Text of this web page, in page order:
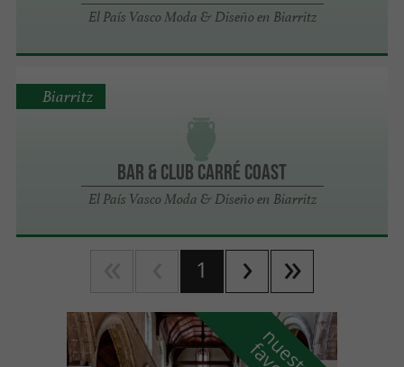
El País Vasco Moda & Diseño en Biarritz
Bar & club Carré Coast
El País Vasco Moda & Diseño en Biarritz
Biarritz
1